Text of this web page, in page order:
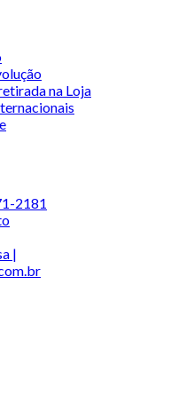
na Loja
2181
|